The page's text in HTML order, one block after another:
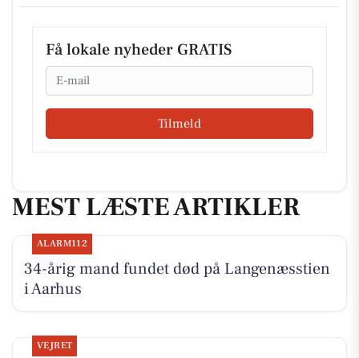
Få lokale nyheder GRATIS
Email
Tilmeld
MEST LÆSTE ARTIKLER
ALARM112
34-årig mand fundet død på Langenæsstien
i Aarhus
VEJRET